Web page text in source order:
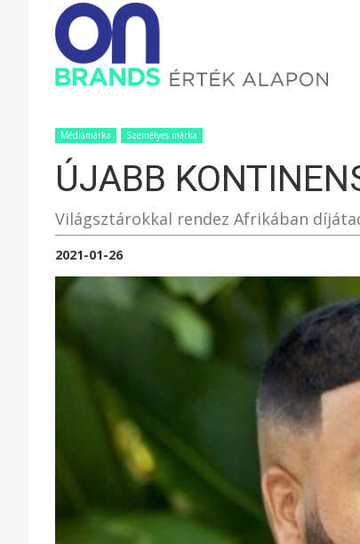
Médiamárka Személyes márka
ÚJABB
Világsztárokkal rendez Afrikában
2021-01-26